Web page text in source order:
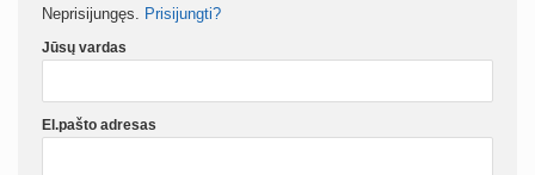
Neprisijungęs. Prisijungti?
Jūsų vardas
El.pašto adresas